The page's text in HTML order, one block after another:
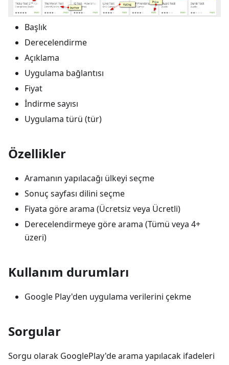
Başlık
Derecelendirme
Açıklama
Uygulama bağlantısı
Fiyat
İndirme sayısı
Uygulama türü (tür)
Özellikler
Aramanın yapılacağı ülkeyi seçme
Sonuç sayfası dilini seçme
Fiyata göre arama (Ücretsiz veya Ücretli)
Derecelendirmeye göre arama (Tümü veya 4+
üzeri)
Kullanım durumları
Google Play'den uygulama verilerini çekme
Sorgular
Sorgu olarak GooglePlay'de arama yapılacak ifadeleri